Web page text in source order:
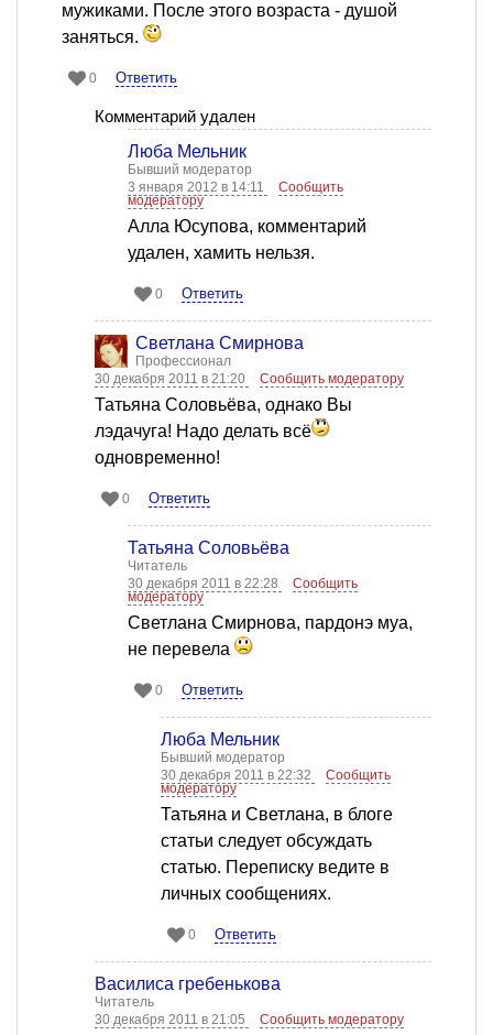
мужиками. После этого возраста - душой
заняться.
0 Ответить
Комментарий удален
Люба Мельник
Бывший модератор
3 января 2012 в 14:11
Сообщить
модератору
Алла Юсупова, комментарий
удален, хамить нельзя.
0 Ответить
Светлана Смирнова
Профессионал
30 декабря 2011 в 21:20
Сообщить модератору
Татьяна Соловьёва, однако Вы
лэдачуга! Надо делать всё
одновременно!
0 Ответить
Татьяна Соловьёва
Читатель
30 декабря 2011 в 22:28
Сообщить
модератору
Светлана Смирнова, пардонэ муа,
не перевела
0 Ответить
Люба Мельник
Бывший модератор
30 декабря 2011 в 22:32
Сообщить
модератору
Татьяна и Светлана, в блоге
статьи следует обсуждать
статью. Переписку ведите в
личных сообщениях.
0 Ответить
Василиса гребенькова
Читатель
30 декабря 2011 в 21:05
Сообщить модератору